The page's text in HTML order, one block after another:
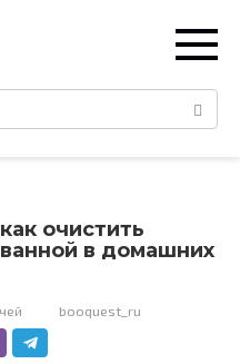
очистить
в домашних
booquest_ru